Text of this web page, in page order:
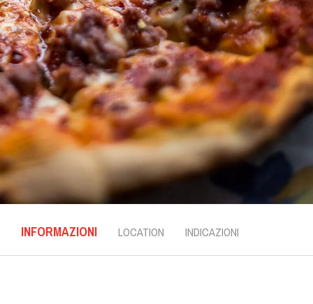
INFORMAZIONI LOCATION INDICAZIONI